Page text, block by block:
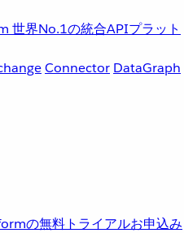
世界No.1の統合APIプラット
Connector DataGraph
の無料トライアルお申込み